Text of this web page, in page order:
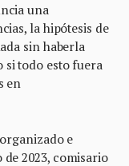
una
la hipótesis de
sin haberla
si todo esto fuera
en
e
2023, comisario